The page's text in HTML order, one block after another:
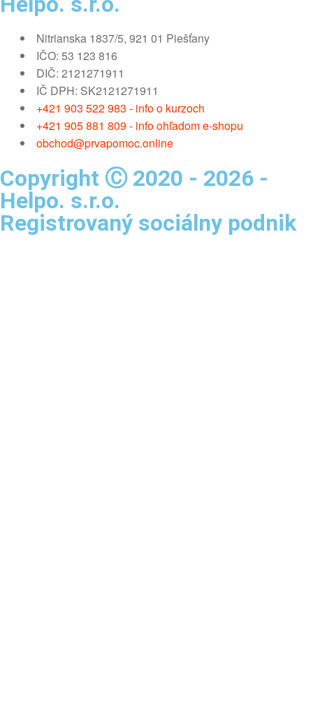
Nitrianska 1837/5, 921 01 Piešťany
IČO: 53 123 816
DIČ: 2121271911
IČ DPH: SK2121271911
+421 903 522 983 - info o kurzoch
+421 905 881 809 - info ohľadom e-shopu
obchod@prvapomoc.online
Copyright Ⓒ 2020 - 2026 -
Helpo. s.r.o.
Registrovaný sociálny podnik